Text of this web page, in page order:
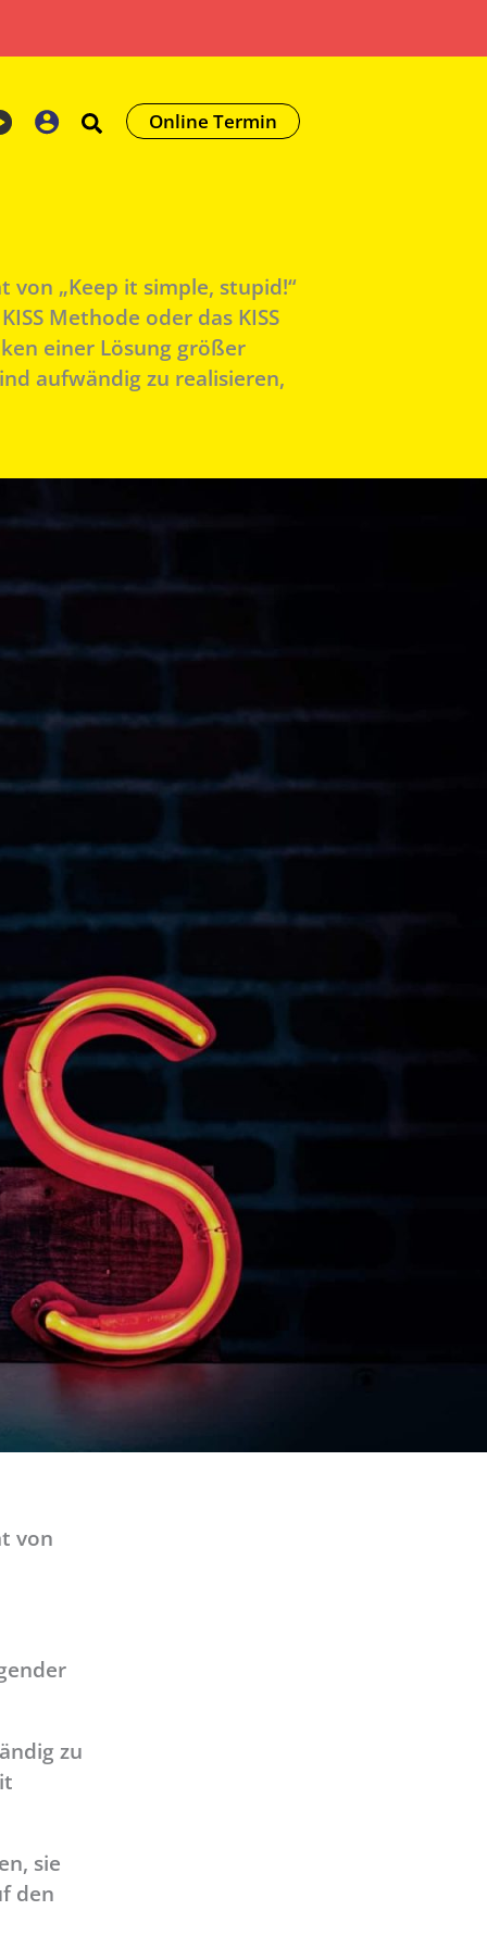
Online Termin
von „Keep it simple, stupid!“
Methode oder das KISS
einer Lösung größer
aufwändig zu realisieren,
von
zu
sie
den